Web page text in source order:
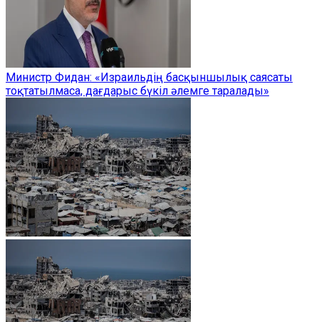
Министр Фидан: «Израильдің басқыншылық саясаты
тоқтатылмаса, дағдарыс бүкіл әлемге таралады»